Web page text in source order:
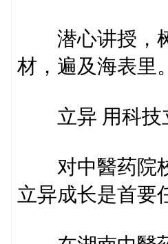
潜心讲授，树
材，遍及海表里。
立异 用科技
对中醫药院校
立异成长是首要